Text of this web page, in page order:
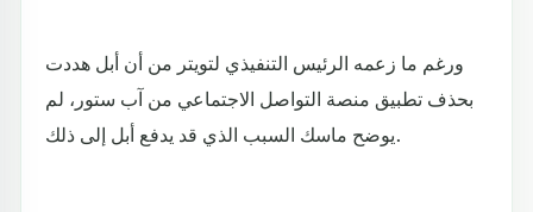
ورغم ما زعمه الرئيس التنفيذي لتويتر من أن أبل هددت
بحذف تطبيق منصة التواصل الاجتماعي من آب ستور، لم
يوضح ماسك السبب الذي قد يدفع أبل إلى ذلك.